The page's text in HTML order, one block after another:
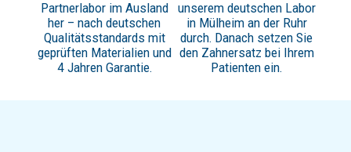
Partnerlabor im Ausland
her – nach deutschen
Qualitätsstandards mit
geprüften Materialien und
4 Jahren Garantie.
unserem deutschen Labor
in Mülheim an der Ruhr
durch. Danach setzen Sie
den Zahnersatz bei Ihrem
Patienten ein.